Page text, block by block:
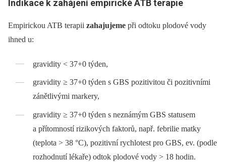
Indikace k zahájení empirické ATB terapie
Empirickou ATB terapii zahajujeme při odtoku plodové vody
ihned u:
gravidity < 37+0 týden,
gravidity ≥ 37+0 týden s GBS pozitivitou či pozitivními
zánětlivými markery,
gravidity ≥ 37+0 týden s neznámým GBS statusem
a přítomností rizikových faktorů, např. febrilie matky
(teplota > 38 °C), pozitivní rychlotest pro GBS, ev. (podle
rozhodnutí lékaře) odtok plodové vody > 18 hodin.